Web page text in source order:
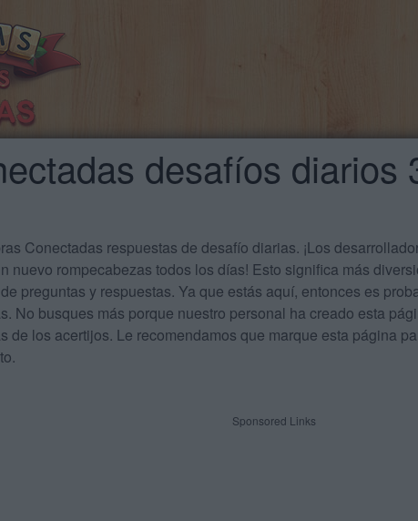
desafíos diarios
Conectadas respuestas de desafío diarias. ¡Los
nuevo rompecabezas todos los días! Esto significa más
preguntas y respuestas. Ya que estás aquí, entonces es
No busques más porque nuestro personal ha creado esta
de los acertijos. Le recomendamos que marque esta página
Sponsored Links